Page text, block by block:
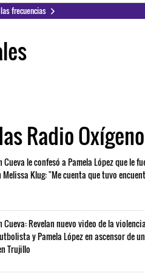
frecuencias
Radio Oxígeno
le confesó a Pamela López que le
Klug: "Me cuenta que tuvo
Revelan nuevo video de la
y Pamela López en ascensor de un
Trujillo